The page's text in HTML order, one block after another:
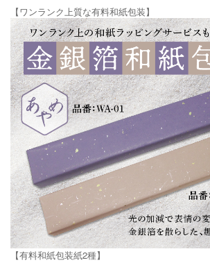
【ワンランク上質な有料和紙包装】
【有料和紙包装紙2種】